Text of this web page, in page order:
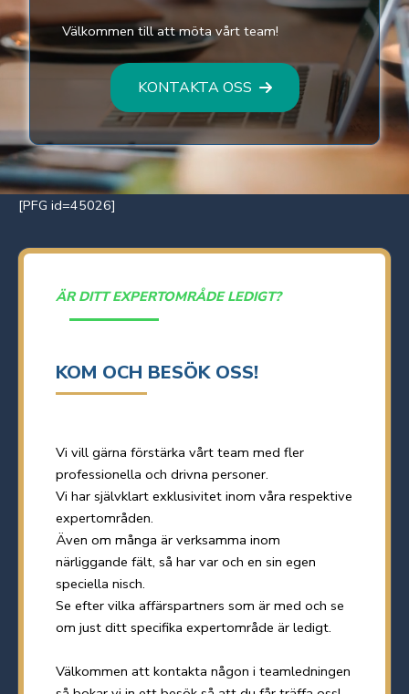
Välkommen till att möta vårt team!
KONTAKTA OSS
[PFG id=45026]
ÄR DITT EXPERTOMRÅDE LEDIGT?
KOM OCH BESÖK OSS!
Vi vill gärna förstärka vårt team med fler
professionella och drivna personer.
Vi har självklart exklusivitet inom våra respektive
expertområden.
Även om många är verksamma inom
närliggande fält, så har var och en sin egen
speciella nisch.
Se efter vilka affärspartners som är med och se
om just ditt specifika expertområde är ledigt.
Välkommen att kontakta någon i teamledningen